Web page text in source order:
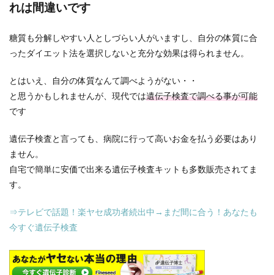
れは間違いです
糖質も分解しやすい人としづらい人がいますし、自分の体質に合
ったダイエット法を選択しないと充分な効果は得られません。
とはいえ、自分の体質なんて調べようがない・・
と思うかもしれませんが、現代では遺伝子検査で調べる事が可能
です
遺伝子検査と言っても、病院に行って高いお金を払う必要はあり
ません。
自宅で簡単に安価で出来る遺伝子検査キットも多数販売されてま
す。
⇒テレビで話題！楽ヤセ成功者続出中→まだ間に合う！あなたも
今すぐ遺伝子検査